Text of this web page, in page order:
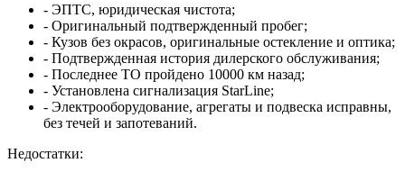
- ЭПТС, юридическая чистота;
- Оригинальный подтвержденный пробег;
- Кузов без окрасов, оригинальные остекление и оптика;
- Подтвержденная история дилерского обслуживания;
- Последнее ТО пройдено 10000 км назад;
- Установлена сигнализация StarLine;
- Электрооборудование, агрегаты и подвеска исправны,
без течей и запотеваний.
Недостатки: